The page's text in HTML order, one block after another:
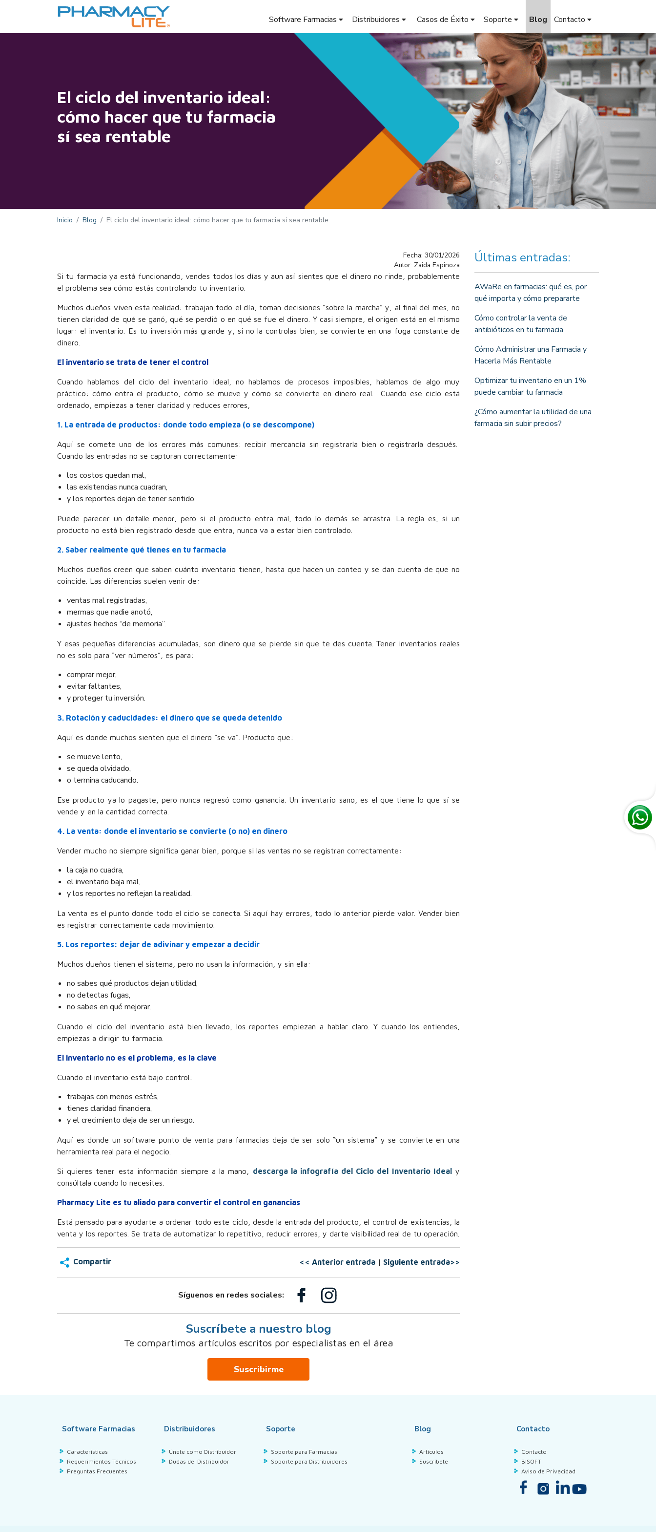
Software Farmacias Distribuidores Casos de Éxito Soporte Blog Contacto
El ciclo del inventario ideal:
cómo hacer que tu farmacia
sí sea rentable
Inicio Blog El ciclo del inventario ideal: cómo hacer que tu farmacia sí sea rentable
Fecha: 30/01/2026
Autor: Zaida Espinoza
Si tu farmacia ya está funcionando, vendes todos los días y aun así sientes que el dinero no rinde, probablemente
el problema sea cómo estás controlando tu inventario.
Muchos dueños viven esta realidad: trabajan todo el día, toman decisiones “sobre la marcha” y, al final del mes, no
tienen claridad de qué se ganó, qué se perdió o en qué se fue el dinero. Y casi siempre, el origen está en el mismo
lugar: el inventario. Es tu inversión más grande y, si no la controlas bien, se convierte en una fuga constante de
dinero.
El inventario se trata de tener el control
Cuando hablamos del ciclo del inventario ideal, no hablamos de procesos imposibles, hablamos de algo muy
práctico: cómo entra el producto, cómo se mueve y cómo se convierte en dinero real. Cuando ese ciclo está
ordenado, empiezas a tener claridad y reduces errores,
1. La entrada de productos: donde todo empieza (o se descompone)
Aquí se comete uno de los errores más comunes: recibir mercancía sin registrarla bien o registrarla después.
Cuando las entradas no se capturan correctamente:
los costos quedan mal,
las existencias nunca cuadran,
y los reportes dejan de tener sentido.
Puede parecer un detalle menor, pero si el producto entra mal, todo lo demás se arrastra. La regla es, si un
producto no está bien registrado desde que entra, nunca va a estar bien controlado.
2. Saber realmente qué tienes en tu farmacia
Muchos dueños creen que saben cuánto inventario tienen, hasta que hacen un conteo y se dan cuenta de que no
coincide. Las diferencias suelen venir de:
ventas mal registradas,
mermas que nadie anotó,
ajustes hechos “de memoria”.
Y esas pequeñas diferencias acumuladas, son dinero que se pierde sin que te des cuenta. Tener inventarios reales
no es solo para “ver números”, es para:
comprar mejor,
evitar faltantes,
y proteger tu inversión.
3. Rotación y caducidades: el dinero que se queda detenido
Aquí es donde muchos sienten que el dinero “se va”. Producto que:
se mueve lento,
se queda olvidado,
o termina caducando.
Ese producto ya lo pagaste, pero nunca regresó como ganancia. Un inventario sano, es el que tiene lo que sí se
vende y en la cantidad correcta.
4. La venta: donde el inventario se convierte (o no) en dinero
Vender mucho no siempre significa ganar bien, porque si las ventas no se registran correctamente:
la caja no cuadra,
el inventario baja mal,
y los reportes no reflejan la realidad.
La venta es el punto donde todo el ciclo se conecta. Si aquí hay errores, todo lo anterior pierde valor. Vender bien
es registrar correctamente cada movimiento.
5. Los reportes: dejar de adivinar y empezar a decidir
Muchos dueños tienen el sistema, pero no usan la información, y sin ella:
no sabes qué productos dejan utilidad,
no detectas fugas,
no sabes en qué mejorar.
Cuando el ciclo del inventario está bien llevado, los reportes empiezan a hablar claro. Y cuando los entiendes,
empiezas a dirigir tu farmacia.
El inventario no es el problema, es la clave
Cuando el inventario está bajo control:
trabajas con menos estrés,
tienes claridad financiera,
y el crecimiento deja de ser un riesgo.
Aquí es donde un software punto de venta para farmacias deja de ser solo “un sistema” y se convierte en una
herramienta real para el negocio.
Si quieres tener esta información siempre a la mano, descarga la infografía del Ciclo del Inventario Idealy
consúltala cuando lo necesites.
Pharmacy Lite es tu aliado para convertir el control en ganancias
Está pensado para ayudarte a ordenar todo este ciclo, desde la entrada del producto, el control de existencias, la
venta y los reportes. Se trata de automatizar lo repetitivo, reducir errores, y darte visibilidad real de tu operación.
Compartir << Anterior entrada| Siguiente entrada>>
Últimas entradas:
AWaRe en farmacias: qué es, por
qué importa y cómo prepararte
Cómo controlar la venta de
antibióticos en tu farmacia
Cómo Administrar una Farmacia y
Hacerla Más Rentable
Optimizar tu inventario en un 1%
puede cambiar tu farmacia
¿Cómo aumentar la utilidad de una
farmacia sin subir precios?
Síguenos en redes sociales:
Suscríbete a nuestro blog
Te compartimos artículos escritos por especialistas en el área
Suscribirme
Software Farmacias
Características
Requerimientos Técnicos
Preguntas Frecuentes
Distribuidores
Únete como Distribuidor
Dudas del Distribuidor
Soporte
Soporte para Farmacias
Soporte para Distribuidores
Blog
Artículos
Suscríbete
Contacto
Contacto
BISOFT
Aviso de Privacidad